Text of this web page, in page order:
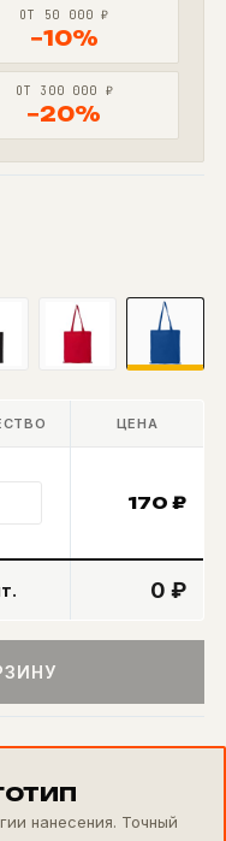
ОТ 50 000 ₽
−10%
ОТ 300 000 ₽
−20%
ЦЕНА
170 ₽
0 ₽
нанесения. Точный